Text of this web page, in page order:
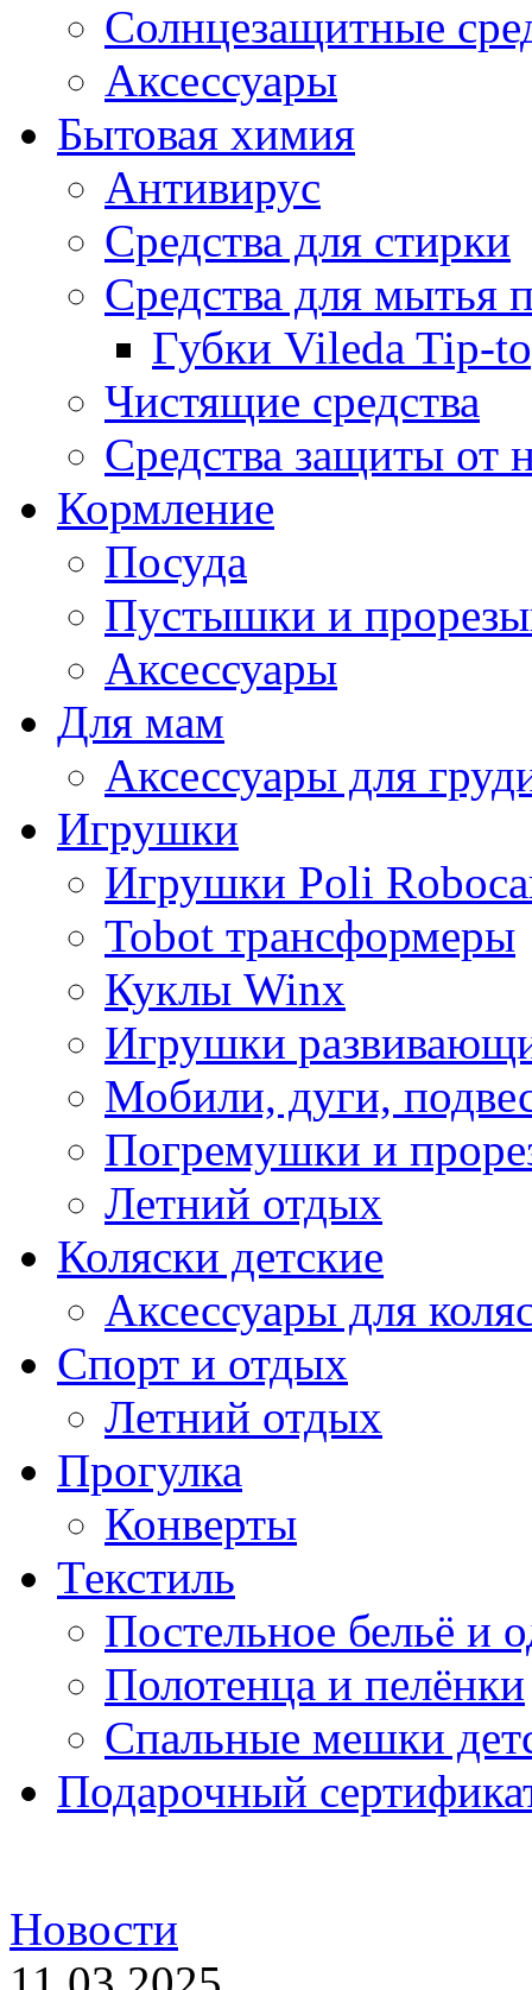
Солнцезащитные
Аксессуары
Бытовая химия
Антивирус
Средства для стирки
Средства для мытья
Губки Vileda Tip-
Чистящие средства
Средства защиты от
Кормление
Посуда
Пустышки и
Аксессуары
Для мам
Аксессуары для
Игрушки
Игрушки Poli
Tobot трансформеры
Куклы Winx
Игрушки
Мобили, дуги,
Погремушки и
Летний отдых
Коляски детские
Аксессуары для
Спорт и отдых
Летний отдых
Прогулка
Конверты
Текстиль
Постельное бельё и
Полотенца и пелёнки
Спальные мешки
Подарочный
Новости